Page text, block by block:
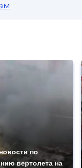
по
вертолета на